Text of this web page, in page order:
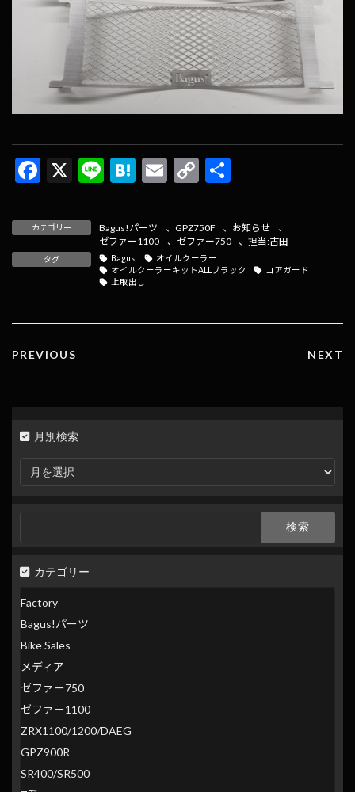
F
e
b
o
k
X
Li
e
H
e
n
a
E
ai
l
C
p
y
Li
k
カテゴリー Bagus!パーツ 、 GPZ750F 、 お知らせ
、
ゼファー1100
、 ゼファー750 、担当:古田
タグ Bagus!
オイルクーラー
オイルクーラーキットALLブラック
コアガード
上取出し
PREVIOUS NEXT
月別検索
月
検
カテゴリー
Factory
Bagus!パーツ
Bike Sales
メディア
ゼファー750
ゼファー1100
ZRX1100/1200/DAEG
GPZ900R
SR400/SR500